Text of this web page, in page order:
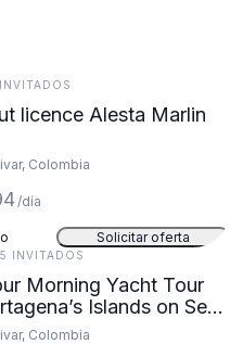
Alesta Marlin
Colombia
/día
Solicitar oferta
INVITADOS
Morning Yacht Tour
Islands on Sea
Colombia